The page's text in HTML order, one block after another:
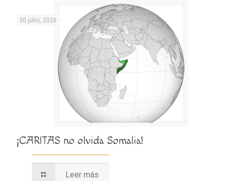
30 julio, 2026
¡CARITAS no olvida Somalia!
Leer más